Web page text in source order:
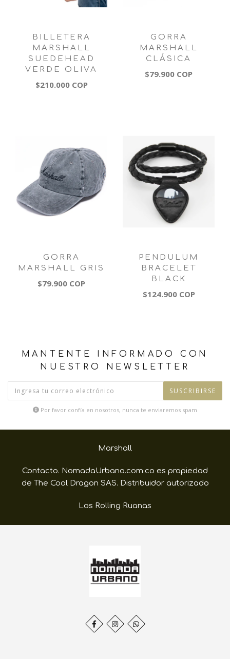
BILLETERA
MARSHALL
SUEDEHEAD
VERDE OLIVA
$210.000 COP
GORRA
MARSHALL
CLÁSICA
$79.900 COP
GORRA
MARSHALL GRIS
$79.900 COP
PENDULUM
BRACELET
BLACK
$124.900 COP
MANTENTE INFORMADO CON
NUESTRO NEWSLETTER
SUSCRIBIRSE
Por favor confía en nosotros, nunca te enviaremos spam
Marshall
Contacto. NomadaUrbano.com.co es propiedad
de The Cool Dragon SAS. Distribuidor autorizado
Los Rolling Ruanas